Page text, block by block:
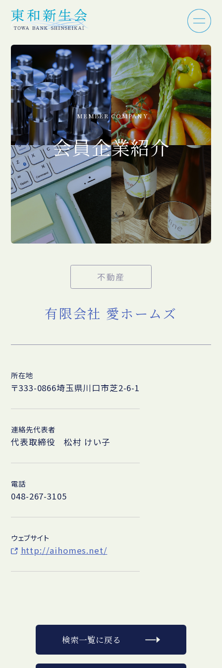
MEMBER COMPANY
会員企業紹介
不動産
有限会社 愛ホームズ
所在地
〒333-0866埼玉県川口市芝2-6-1
連絡先代表者
代表取締役 松村 けい子
電話
048-267-3105
ウェブサイト
http://aihomes.net/
検索一覧に戻る